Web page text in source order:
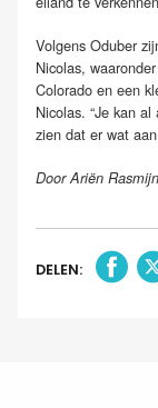
Volgens Oduber
Nicolas,
Colorado en een
Nicolas. “Je kan
zien dat er wat
Door Ariën Rasmijn
DELEN: